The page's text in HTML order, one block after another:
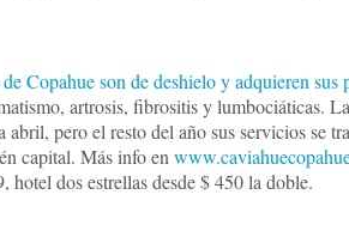
de Copahue son de deshielo y adquieren sus
artrosis, fibrositis y lumbociáticas.
abril, pero el resto del año sus servicios se
capital. Más info en
hotel dos estrellas desde $ 450 la doble.